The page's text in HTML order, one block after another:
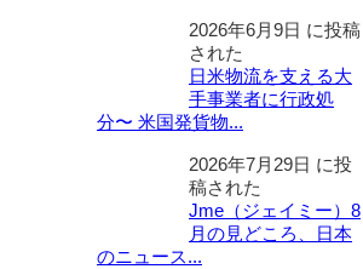
2026年6月9日 に投稿
された
日米物流を支える大
手事業者に行政処
分〜 米国発貨物...
2026年7月29日 に投
稿された
Jme（ジェイミー）8
月の見どころ、日本
のニュース...